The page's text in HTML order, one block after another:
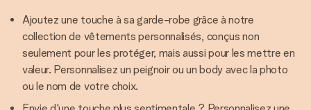
Ajoutez une touche à sa garde-robe grâce à notre
collection de vêtements personnalisés, conçus non
seulement pour les protéger, mais aussi pour les mettre en
valeur. Personnalisez un peignoir ou un body avec la photo
ou le nom de votre choix.